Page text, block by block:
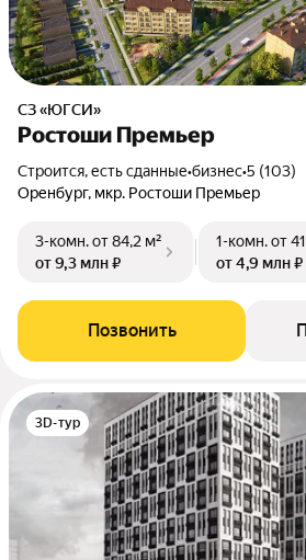
СЗ «ЮГСИ»
Ростоши Премьер
Строится, есть сданные•бизнес•5 (103)
Оренбург, мкр. Ростоши Премьер
3-комн.от 84,2 м²
от 9,3 млн ₽
1-комн.от
от 4,9 млн ₽
Позвонить
3D-тур